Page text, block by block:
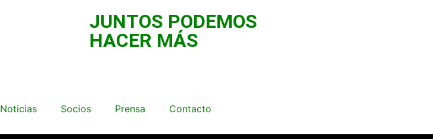
JUNTOS PODEMOS
HACER MÁS
Noticias Socios Prensa Contacto